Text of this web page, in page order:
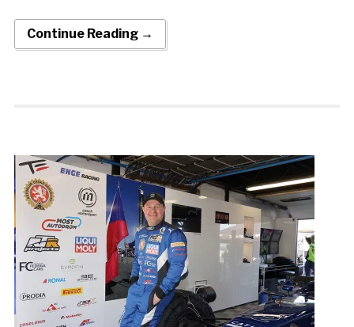
Continue Reading →